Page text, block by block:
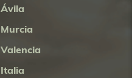
Ávila
Murcia
Valencia
Italia